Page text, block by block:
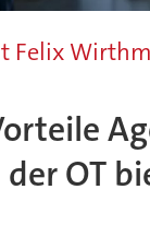
Felix
der OT